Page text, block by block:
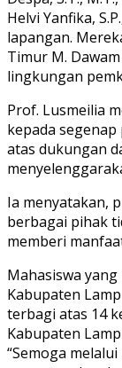
Helvi Yanfika,
lapangan.
Timur M.
lingkungan
Prof. Lusmeilia
kepada
atas dukungan
Ia menyatakan,
berbagai pihak
memberi
Mahasiswa
Kabupaten
terbagi atas 14
Kabupaten
“Semoga